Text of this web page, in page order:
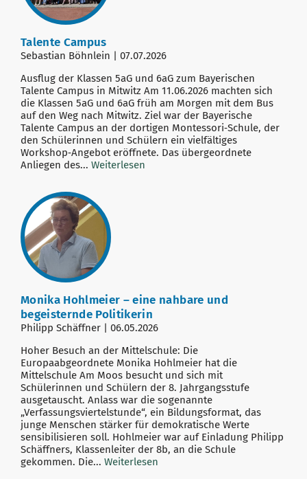
Talente Campus
Sebastian Böhnlein | 07.07.2026
Ausflug der Klassen 5aG und 6aG zum Bayerischen
Talente Campus in Mitwitz Am 11.06.2026 machten sich
die Klassen 5aG und 6aG früh am Morgen mit dem Bus
auf den Weg nach Mitwitz. Ziel war der Bayerische
Talente Campus an der dortigen Montessori‑Schule, der
den Schülerinnen und Schülern ein vielfältiges
Workshop‑Angebot eröffnete. Das übergeordnete
Anliegen des... Weiterlesen
Monika Hohlmeier – eine nahbare und
begeisternde Politikerin
Philipp Schäffner | 06.05.2026
Hoher Besuch an der Mittelschule: Die
Europaabgeordnete Monika Hohlmeier hat die
Mittelschule Am Moos besucht und sich mit
Schülerinnen und Schülern der 8. Jahrgangsstufe
ausgetauscht. Anlass war die sogenannte
„Verfassungsviertelstunde“, ein Bildungsformat, das
junge Menschen stärker für demokratische Werte
sensibilisieren soll. Hohlmeier war auf Einladung Philipp
Schäffners, Klassenleiter der 8b, an die Schule
gekommen. Die... Weiterlesen